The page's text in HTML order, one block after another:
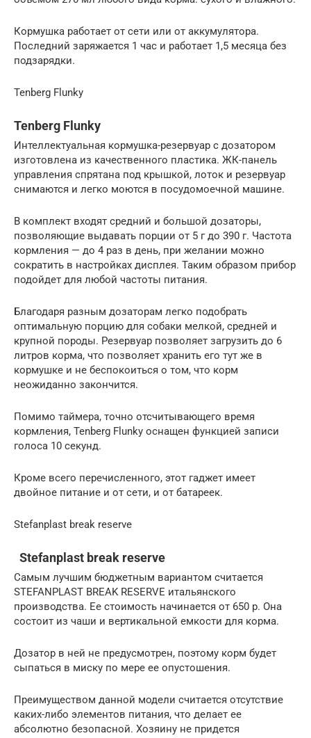
Кормушка работает от сети или от аккумулятора.
Последний заряжается 1 час и работает 1,5 месяца без
подзарядки.
Tenberg Flunky
Tenberg Flunky
Интеллектуальная кормушка-резервуар с дозатором
изготовлена из качественного пластика. ЖК-панель
управления спрятана под крышкой, лоток и резервуар
снимаются и легко моются в посудомоечной машине.
В комплект входят средний и большой дозаторы,
позволяющие выдавать порции от 5 г до 390 г. Частота
кормления — до 4 раз в день, при желании можно
сократить в настройках дисплея. Таким образом прибор
подойдет для любой частоты питания.
Благодаря разным дозаторам легко подобрать
оптимальную порцию для собаки мелкой, средней и
крупной породы. Резервуар позволяет загрузить до 6
литров корма, что позволяет хранить его тут же в
кормушке и не беспокоиться о том, что корм
неожиданно закончится.
Помимо таймера, точно отсчитывающего время
кормления, Tenberg Flunky оснащен функцией записи
голоса 10 секунд.
Кроме всего перечисленного, этот гаджет имеет
двойное питание и от сети, и от батареек.
Stefanplast break reserve
Stefanplast break reserve
Самым лучшим бюджетным вариантом считается
STEFANPLAST BREAK RESERVE итальянского
производства. Ее стоимость начинается от 650 р. Она
состоит из чаши и вертикальной емкости для корма.
Дозатор в ней не предусмотрен, поэтому корм будет
сыпаться в миску по мере ее опустошения.
Преимуществом данной модели считается отсутствие
каких-либо элементов питания, что делает ее
абсолютно безопасной. Хозяину не придется